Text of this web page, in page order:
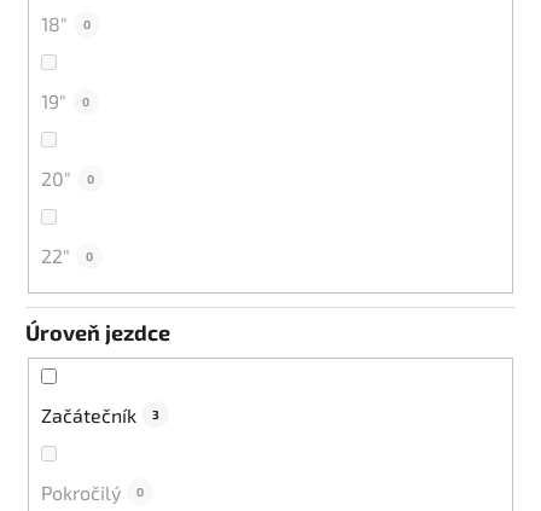
18" 0
19" 0
20" 0
22" 0
Úroveň jezdce
Začátečník 3
Pokročilý 0